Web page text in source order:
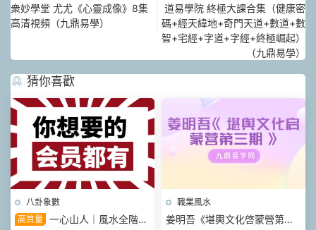
衆妙學堂 尤尤《心靈成像》8集
高清視頻（九鼎易學）
道易學院 終極大課合集（健康密
碼+經天緯地+奇門天道+數道+數
智+宅經+字道+字經+終極崛起）
（九鼎易學）
猜你喜歡
八卦象數
高質量 一心山人｜風水全階
職業風水
姜明吾《堪輿文化啓蒙營第三